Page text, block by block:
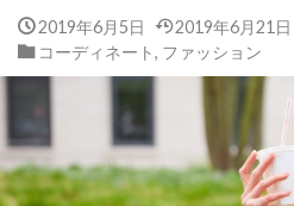
2019年6月5日
2019年6月21日
コーディネート, ファッション